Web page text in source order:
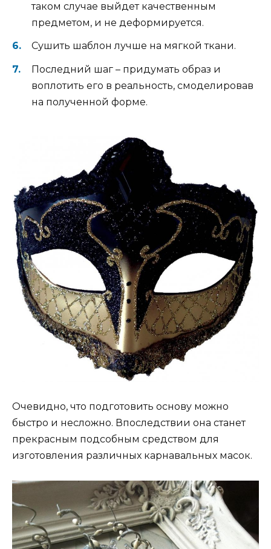
таком случае выйдет качественным
предметом, и не деформируется.
Сушить шаблон лучше на мягкой ткани.
Последний шаг – придумать образ и
воплотить его в реальность, смоделировав
на полученной форме.
Очевидно, что подготовить основу можно
быстро и несложно. Впоследствии она станет
прекрасным подсобным средством для
изготовления различных карнавальных масок.